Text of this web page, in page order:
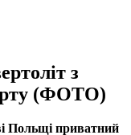
з
(ФОТО)
Польщі приватний